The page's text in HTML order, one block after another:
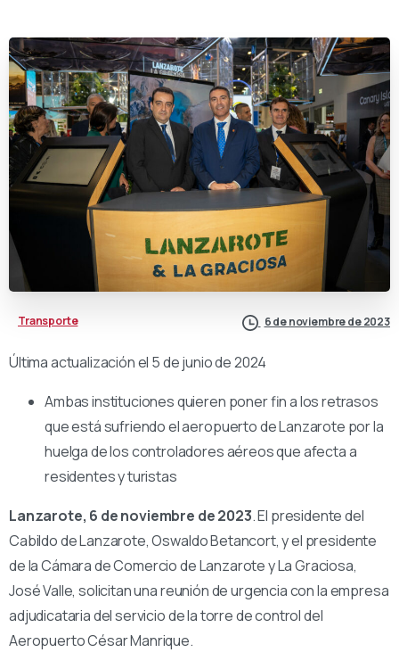
Transporte 6 de noviembre de 2023
Última actualización el 5 de junio de 2024
Ambas instituciones quieren poner fin a los retrasos
que está sufriendo el aeropuerto de Lanzarote por la
huelga de los controladores aéreos que afecta a
residentes y turistas
Lanzarote, 6 de noviembre de 2023. El presidente del
Cabildo de Lanzarote, Oswaldo Betancort, y el presidente
de la Cámara de Comercio de Lanzarote y La Graciosa,
José Valle, solicitan una reunión de urgencia con la empresa
adjudicataria del servicio de la torre de control del
Aeropuerto César Manrique.